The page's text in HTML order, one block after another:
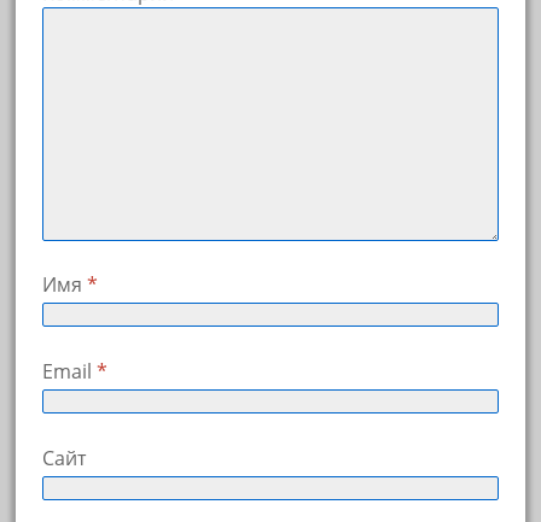
Имя *
Email *
Сайт